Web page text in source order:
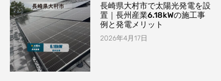
長崎県大村市で太陽光発電を設
置｜長州産業6.18kWの施工事
例と発電メリット
2026年4月17日